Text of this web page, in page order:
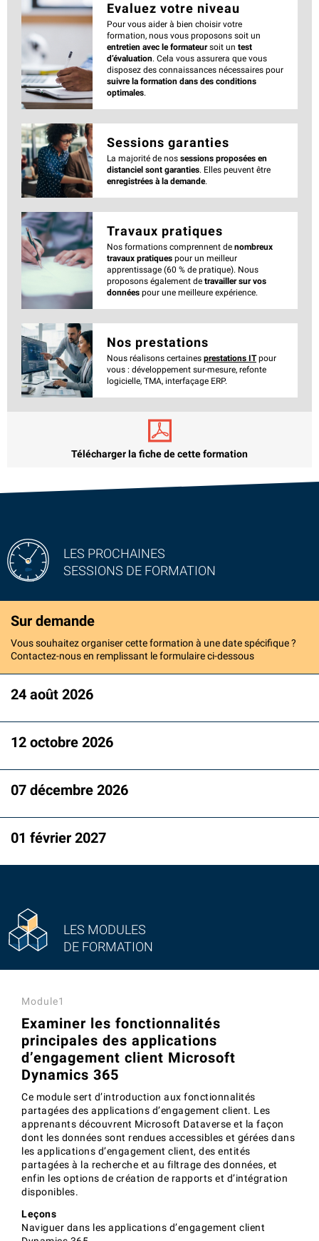
Evaluez votre niveau
Pour vous aider à bien choisir votre
formation, nous vous proposons soit un
entretien avec le formateursoit un test
d’évaluation. Cela vous assurera que vous
disposez des connaissances nécessaires pour
suivre la formation dans des conditions
optimales.
Sessions garanties
La majorité de nos sessions proposées en
distanciel sont garanties. Elles peuvent être
enregistrées à la demande.
Travaux pratiques
Nos formations comprennent de nombreux
travaux pratiques pour un meilleur
apprentissage (60 % de pratique). Nous
proposons également de travailler sur vos
données pour une meilleure expérience.
Nos prestations
Nous réalisons certaines prestations ITpour
vous : développement sur-mesure, refonte
logicielle, TMA, interfaçage ERP.
Télécharger la fiche de cette formation
LES MODULES
DE FORMATION
Module1
Examiner les fonctionnalités
principales des applications
d’engagement client Microsoft
Dynamics 365
Ce module sert d’introduction aux fonctionnalités
partagées des applications d’engagement client. Les
apprenants découvrent Microsoft Dataverse et la façon
dont les données sont rendues accessibles et gérées dans
les applications d’engagement client, des entités
partagées à la recherche et au filtrage des données, et
enfin les options de création de rapports et d’intégration
disponibles.
Leçons
Naviguer dans les applications d’engagement client
LES PROCHAINES
SESSIONS DE FORMATION
Sur demande
Vous souhaitez organiser cette formation à une date spécifique ?
Contactez-nous en remplissant le formulaire ci-dessous
24 août 2026
12 octobre 2026
07 décembre 2026
01 février 2027